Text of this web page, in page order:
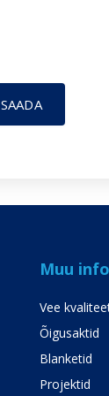
SAADA
Muu info
Vee
Õigusaktid
Blanketid
Projektid